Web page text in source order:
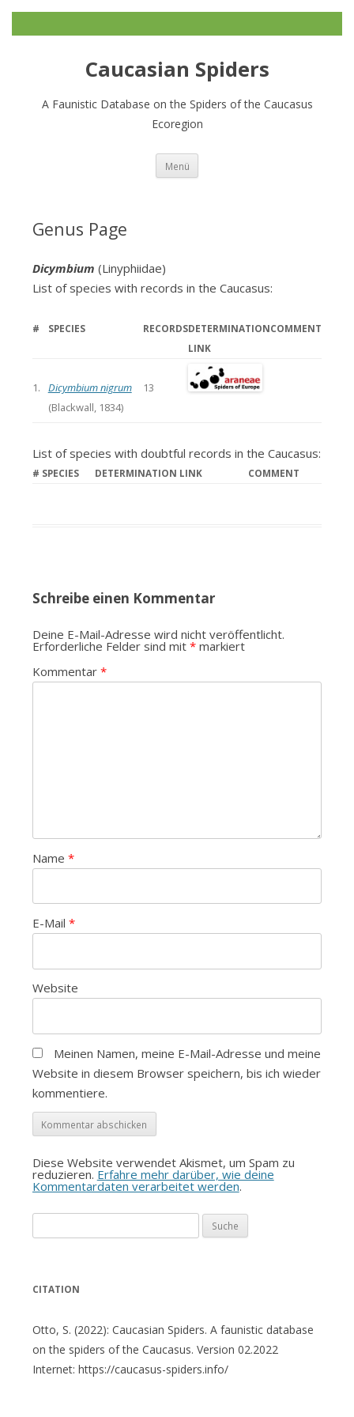
Caucasian Spiders
A Faunistic Database on the Spiders of the Caucasus
Ecoregion
Menü
Genus Page
Dicymbium (Linyphiidae)
List of species with records in the Caucasus:
# SPECIES RECORDSDETERMINATION
LINK
COMMENT
1.
Dicymbium nigrum
(Blackwall, 1834)
13
List of species with doubtful records in the Caucasus:
# SPECIES DETERMINATION LINK COMMENT
Schreibe einen Kommentar
Deine E-Mail-Adresse wird nicht veröffentlicht.
Erforderliche Felder sind mit *markiert
Kommentar *
Name *
E-Mail *
Website
Meinen Namen, meine E-Mail-Adresse und meine
Website in diesem Browser speichern, bis ich wieder
kommentiere.
Diese Website verwendet Akismet, um Spam zu
reduzieren. Erfahre mehr darüber, wie deine
Kommentardaten verarbeitet werden.
nach:
CITATION
Otto, S. (2022): Caucasian Spiders. A faunistic database
on the spiders of the Caucasus. Version 02.2022
Internet: https://caucasus-spiders.info/